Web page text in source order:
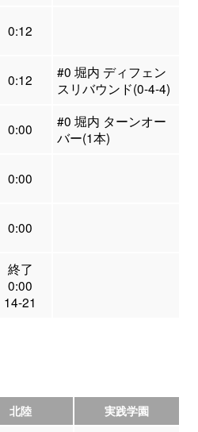
0:12
0:12
#0 堀内 ディフェン
スリバウンド(0-4-4)
0:00
#0 堀内 ターンオー
バー(1本)
0:00
0:00
終了
0:00
14-21
北陸 実践学園